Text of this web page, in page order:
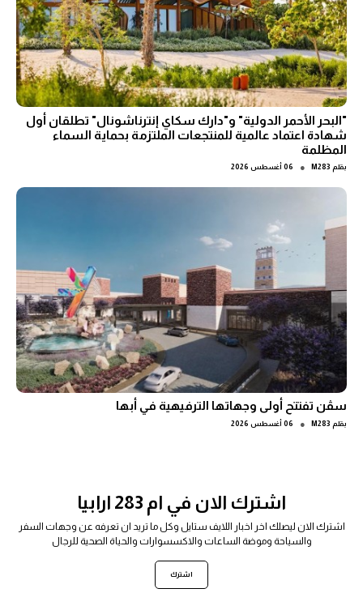
"البحر الأحمر الدولية" و"دارك سكاي إنترناشونال" تطلقان أول
شهادة اعتماد عالمية للمنتجعات الملتزمة بحماية السماء
المظلمة
بقلم M283
● 06 أغسطس 2026
سڤن تفتتح أولى وجهاتها الترفيهية في أبها
بقلم M283
● 06 أغسطس 2026
اشترك الان في ام 283 ارابيا
اشترك الان ليصلك اخر اخبار اللايف ستايل وكل ما تريد ان تعرفه عن وجهات السفر
والسياحة وموضة الساعات والاكسسوارات والحياة الصحية للرجال
اشترك